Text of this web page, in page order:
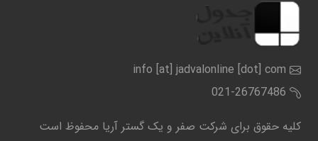
info [at] jadvalonline [dot] com
021-26767486
کلیه حقوق برای شرکت صفر و یک گستر آریا محفوظ است